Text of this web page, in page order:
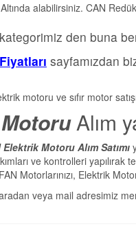
alabilirsiniz. CAN
kategorimiz den buna
sayfamızdan
motoru ve sıfır motor
Alım
Motoru Alım Satımı
ve kontrolleri
Motorlarınızı, Elektrik
veya mail adresimiz